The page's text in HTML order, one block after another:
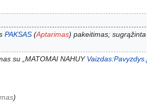
PAKSAS(Aptarimas) pakeitimas;
su „MATOMAI NAHUY